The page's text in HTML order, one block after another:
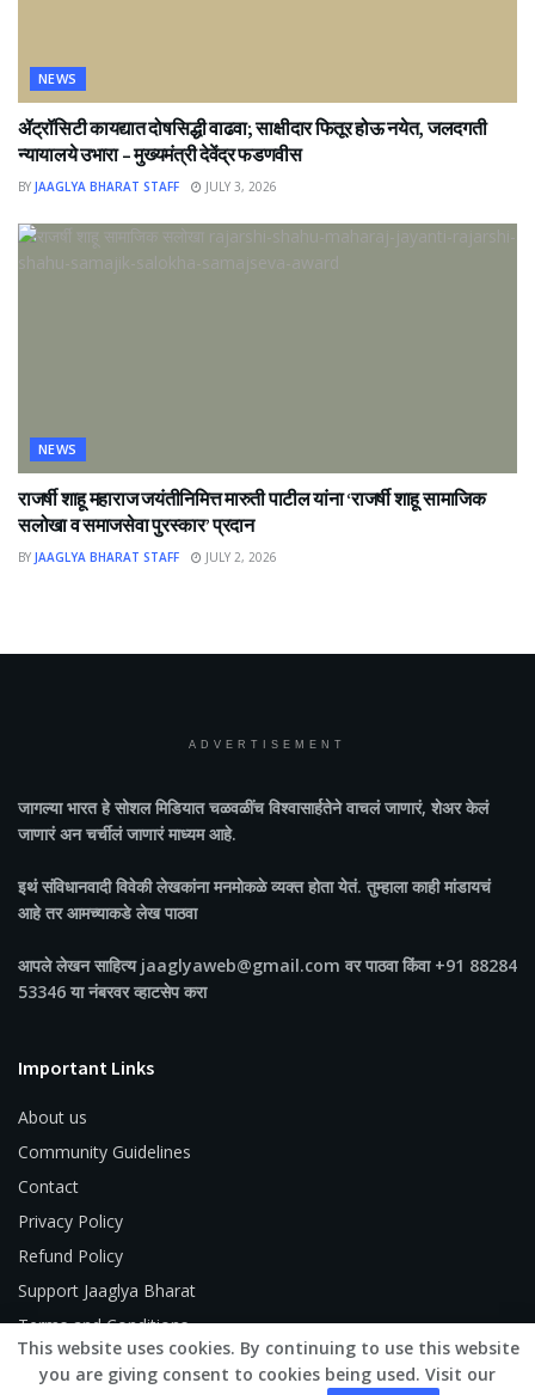
NEWS
ॲट्रॉसिटी कायद्यात दोषसिद्धी वाढवा; साक्षीदार फितूर होऊ नयेत, जलदगती
न्यायालये उभारा – मुख्यमंत्री देवेंद्र फडणवीस
BY JAAGLYA BHARAT STAFF JULY 3, 2026
NEWS
राजर्षी शाहू महाराज जयंतीनिमित्त मारुती पाटील यांना ‘राजर्षी शाहू सामाजिक
सलोखा व समाजसेवा पुरस्कार’ प्रदान
BY JAAGLYA BHARAT STAFF JULY 2, 2026
ADVERTISEMENT
जागल्या भारतहे सोशल मिडियात चळवळींच विश्वासार्हतेने वाचलं जाणारं, शेअर केलं
जाणारं अन चर्चीलं जाणारं माध्यम आहे.
इथं संविधानवादी विवेकी लेखकांना मनमोकळे व्यक्त होता येतं. तुम्हाला काही मांडायचं
आहे तर आमच्याकडे लेख पाठवा
आपले लेखन साहित्य jaaglyaweb@gmail.com वर पाठवा किंवा +91 88284
53346 या नंबरवर व्हाटसेप करा
Important Links
About us
Community Guidelines
Contact
Privacy Policy
Refund Policy
Support Jaaglya Bharat
Terms and Conditions
This website uses cookies. By continuing to use this website
you are giving consent to cookies being used. Visit our